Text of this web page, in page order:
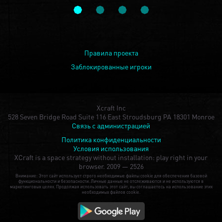
Правила проекта
Заблокированные игроки
Xcraft Inc
528 Seven Bridge Road Suite 116 East Stroudsburg PA 18301 Monroe
Связь с администрацией
Политика конфиденциальности
Условия использования
XCraft is a space strategy without installation: play right in your
browser. 2009 — 2526
Внимание: Этот сайт использует строго необходимые файлы cookie для обеспечения базовой
функциональности и безопасности. Личные данные не отслеживаются и не используются в
маркетинговых целях. Продолжая использовать этот сайт, вы соглашаетесь на использование этих
необходимых файлов cookie.